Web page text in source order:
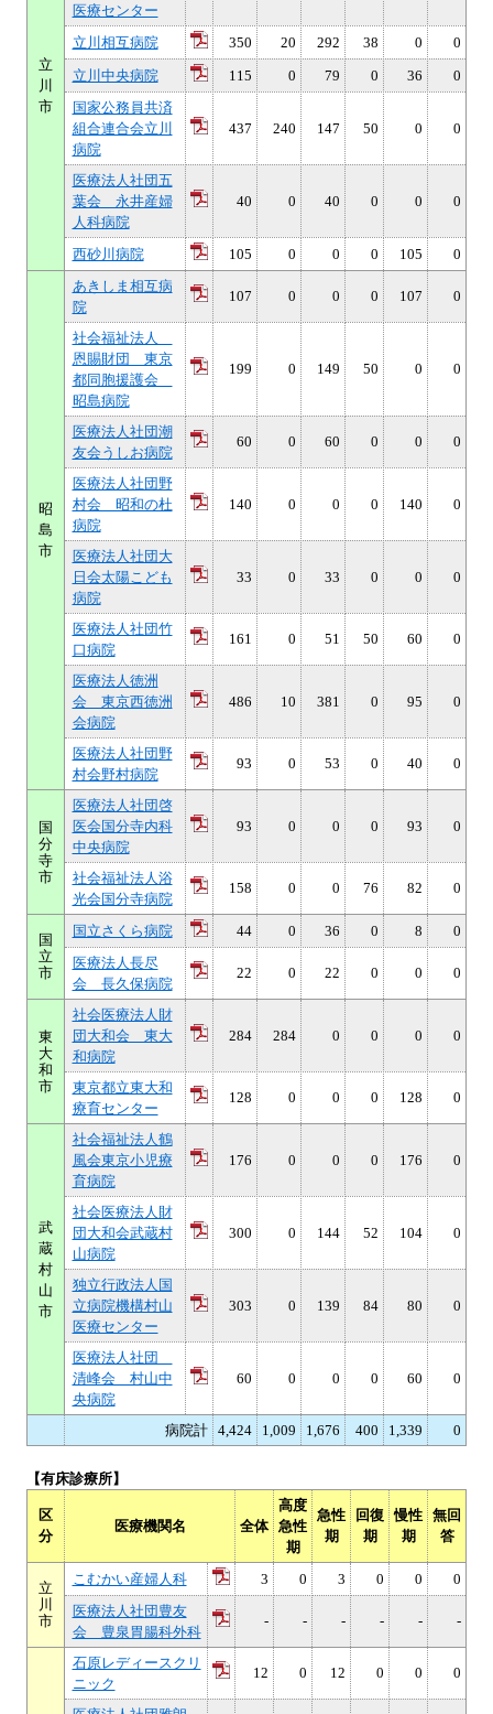
立
川
市
医療センター
立川相互病院 350 20 292 38 0
0
立川中央病院
115 0 79 0 36
0
国家公務員共済
組合連合会立川
病院
437 240 147 50 0 0
医療法人社団五
葉会 永井産婦
人科病院
40 0 40 0 0 0
西砂川病院 105 0 0 0 105 0
昭
島
市
あきしま相互病
院
107 0 0 0 107 0
社会福祉法人
恩賜財団 東京
都同胞援護会
昭島病院
199 0 149 50 0 0
医療法人社団潮
友会うしお病院
60 0 60 0 0 0
医療法人社団野
村会 昭和の杜
病院
140 0 0 0 140 0
医療法人社団大
日会太陽こども
病院
33 0 33 0 0 0
医療法人社団竹
口病院
161 0 51 50 60 0
医療法人徳洲
会 東京西徳洲
会病院
486 10 381 0 95 0
医療法人社団野
村会野村病院
93 0 53 0 40 0
国
分
寺
市
医療法人社団啓
医会国分寺内科
中央病院
93 0 0 0 93 0
社会福祉法人浴
光会国分寺病院
158 0 0 76 82 0
国
立
市
国立さくら病院 44 0 36 0 8
0
医療法人長尽
会 長久保病院
22 0 22 0 0 0
東
大
和
市
社会医療法人財
団大和会 東大
和病院
284 284 0 0 0 0
東京都立東大和
療育センター
128 0 0 0 128 0
武
蔵
村
山
市
社会福祉法人鶴
風会東京小児療
育病院
176 0 0 0 176 0
社会医療法人財
団大和会武蔵村
山病院
300 0 144 52 104 0
独立行政法人国
立病院機構村山
医療センター
303 0 139 84 80 0
医療法人社団
清峰会 村山中
央病院
60 0 0 0 60 0
病院計 4,424 1,009 1,676 400 1,339 0
【有床診療所】
区
分
医療機関名 全体
高度
急性
期
急性
期
回復
期
慢性
期
無回
答
立
川
市
こむかい産婦人科 3 0 3 0 0
0
医療法人社団豊友
会 豊泉胃腸科外科
- - - - - -
石原レディースクリ
ニック
12 0 12 0 0 0